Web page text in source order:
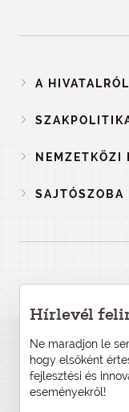
A HIVATALRÓL
NEMZETKÖZI
SAJTÓSZOBA
Hírlevél
Ne maradjon le
hogy elsőként
fejlesztési és
eseményekről!